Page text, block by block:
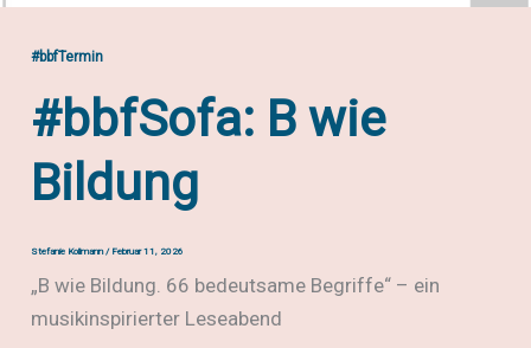
#bbfTermin
#bbfSofa: B wie
Bildung
Stefanie Kollmann/ Februar 11, 2026
„B wie Bildung. 66 bedeutsame Begriffe“ – ein
musikinspirierter Leseabend